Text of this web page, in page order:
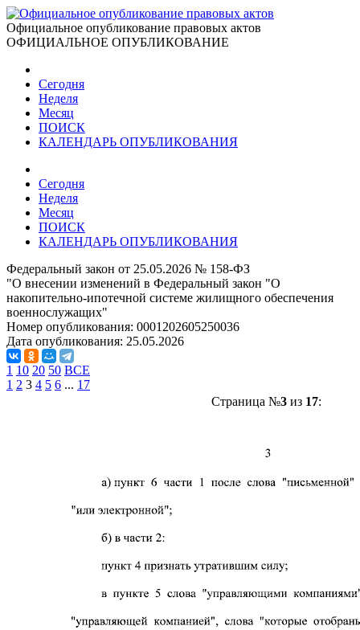
Официальное опубликование правовых актов
ОФИЦИАЛЬНОЕ ОПУБЛИКОВАНИЕ
Сегодня
Неделя
Месяц
ПОИСК
КАЛЕНДАРЬ ОПУБЛИКОВАНИЯ
Сегодня
Неделя
Месяц
ПОИСК
КАЛЕНДАРЬ ОПУБЛИКОВАНИЯ
Федеральный закон от 25.05.2026 № 158-ФЗ
"О внесении изменений в Федеральный закон "О
накопительно-ипотечной системе жилищного обеспечения
военнослужащих"
Номер опубликования: 0001202605250036
Дата опубликования: 25.05.2026
1 10 20 50 ВСЕ
1 2 3 4 5 6 ... 17
Страница №3из 17: